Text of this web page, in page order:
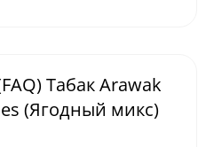
Табак Arawak
(Ягодный микс)